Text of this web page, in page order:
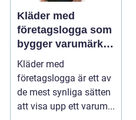
Kläder med
företagslogga som
bygger varumärke i
vardagen
Kläder med
företagslogga är ett av
de mest synliga sätten
att visa upp ett varum...